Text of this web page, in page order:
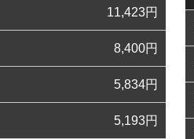
11,423円
8,400円
5,834円
5,193円